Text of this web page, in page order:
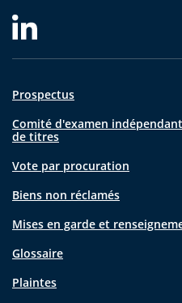
Prospectus
Comité d'examen
de titres
Vote par procuration
Biens non réclamés
Mises en garde et
Glossaire
Plaintes